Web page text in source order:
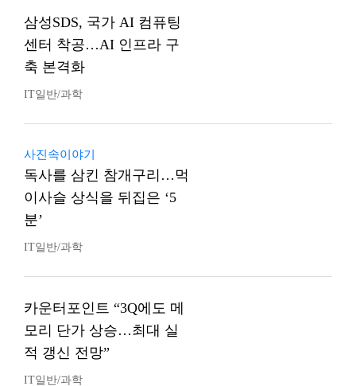
삼성SDS, 국가 AI 컴퓨팅
센터 착공…AI 인프라 구
축 본격화
IT일반/과학
사진속이야기
독사를 삼킨 참개구리…먹
이사슬 상식을 뒤집은 ‘5
분’
IT일반/과학
카운터포인트 “3Q에도 메
모리 단가 상승…최대 실
적 갱신 전망”
IT일반/과학